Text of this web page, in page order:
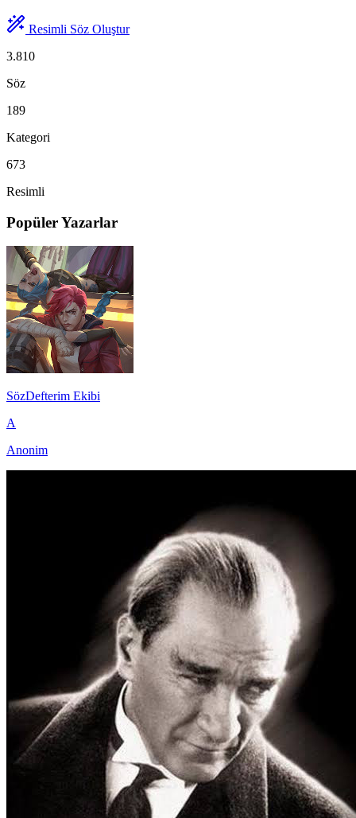
Resimli Söz Oluştur
3.810
Söz
189
Kategori
673
Resimli
Popüler Yazarlar
SözDefterim Ekibi
A
Anonim